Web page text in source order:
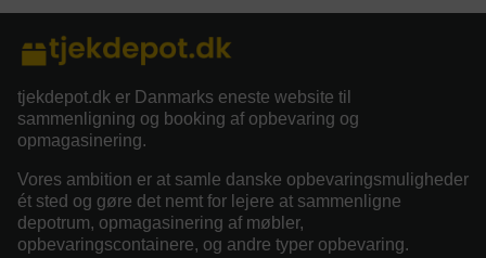
tjekdepot.dk er Danmarks eneste website til
sammenligning og booking af opbevaring og
opmagasinering.
Vores ambition er at samle danske opbevaringsmuligheder
ét sted og gøre det nemt for lejere at sammenligne
depotrum, opmagasinering af møbler,
opbevaringscontainere, og andre typer opbevaring.